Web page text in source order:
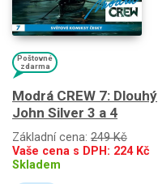
Poštovné
zdarma
Modrá CREW 7: Dlouhý
John Silver 3 a 4
Základní cena: 249 Kč
Vaše cena s DPH: 224Kč
Skladem